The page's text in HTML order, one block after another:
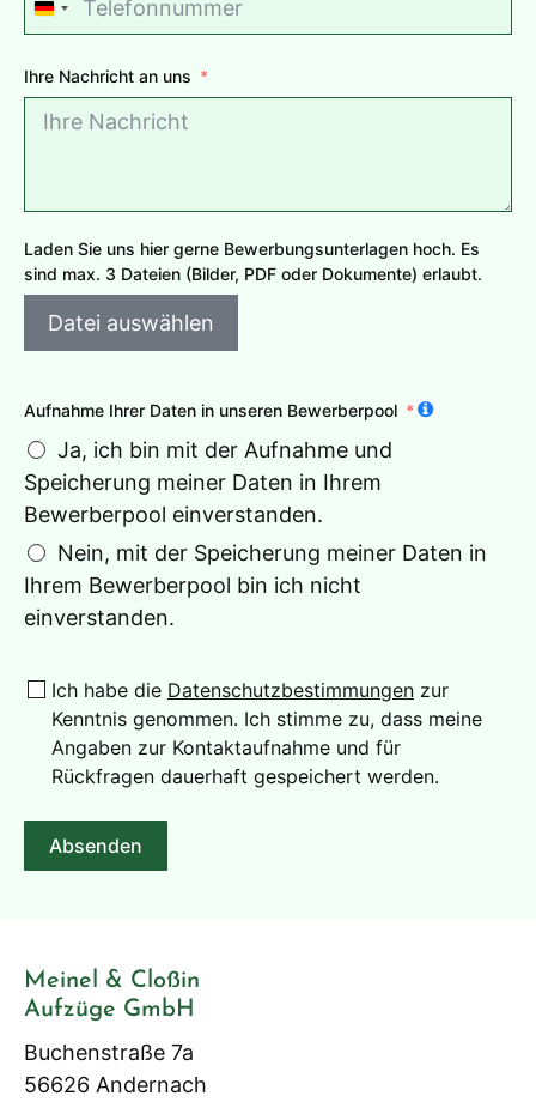
G
r
m
y
+
4
Ihre Nachricht an uns
Laden Sie uns hier gerne Bewerbungsunterlagen hoch. Es
sind max. 3 Dateien (Bilder, PDF oder Dokumente) erlaubt.
Datei auswählen
Aufnahme Ihrer Daten in unseren Bewerberpool
Ja, ich bin mit der Aufnahme und
Speicherung meiner Daten in Ihrem
Bewerberpool einverstanden.
Nein, mit der Speicherung meiner Daten in
Ihrem Bewerberpool bin ich nicht
einverstanden.
Ich habe die Datenschutzbestimmungen zur
Kenntnis genommen. Ich stimme zu, dass meine
Angaben zur Kontaktaufnahme und für
Rückfragen dauerhaft gespeichert werden.
Absenden
t
e
r
n
Meinel & Cloßin
Aufzüge GmbH
Buchenstraße 7a
56626 Andernach